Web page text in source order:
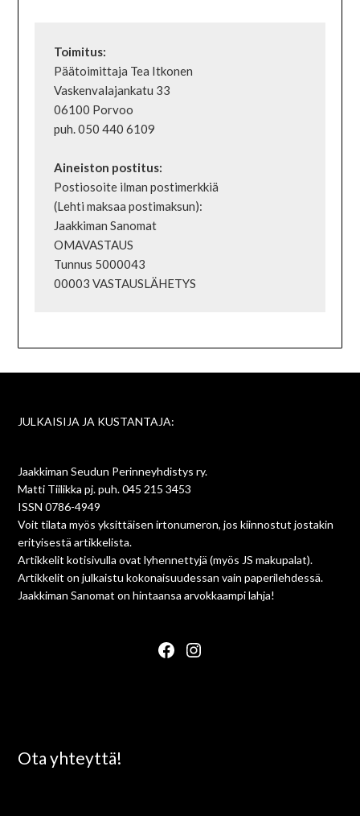
Päätoimittaja Tea Itkonen
Vaskenvalajankatu 33
06100 Porvoo
puh. 050 440 6109
Postiosoite ilman postimerkkiä
(Lehti maksaa postimaksun):
Jaakkiman Sanomat
OMAVASTAUS
Tunnus 5000043
JULKAISIJA JA KUSTANTAJA:
Jaakkiman Seudun Perinneyhdistys ry.
Matti Tiilikka pj. puh. 045 215 3453
ISSN 0786-4949
Voit tilata myös yksittäisen irtonumeron, jos kiinnostut jostakin
erityisestä artikkelista.
Artikkelit kotisivulla ovat lyhennettyjä (myös JS makupalat).
Artikkelit on julkaistu kokonaisuudessan vain paperilehdessä.
Jaakkiman Sanomat on hintaansa arvokkaampi lahja!
Ota yhteyttä!